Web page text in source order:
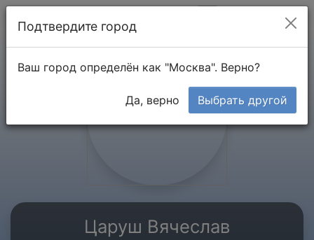
Царуш Вячеслав
Подтвердите город
Ваш город определён как "Москва". Верно?
Да, верно Выбрать другой